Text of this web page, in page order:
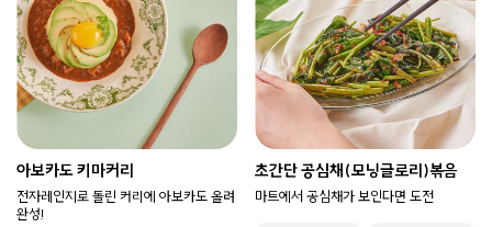
아보카도 키마커리
전자레인지로 돌린 커리에 아보카도 올려
완성!
초간단 공심채(모닝글로리)볶음
마트에서 공심채가 보인다면 도전